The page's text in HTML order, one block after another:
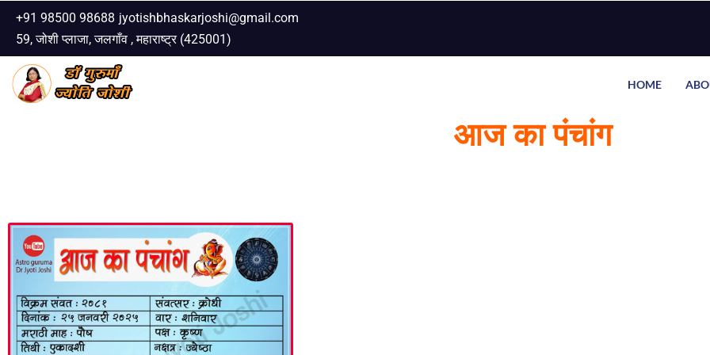
Skip
to
content
+91 98500 98688 jyotishbhaskarjoshi@gmail.com
59, जोशी प्लाजा, जलगाँव , महाराष्ट्र (425001)
HOME
आज का पंचांग